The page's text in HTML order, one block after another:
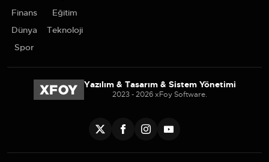
Finans
Dünya
Spor
Eğitim
Teknoloji
Yazılım & Tasarım & Sistem Yönetimi
2023 - 2026 xFoy Software.